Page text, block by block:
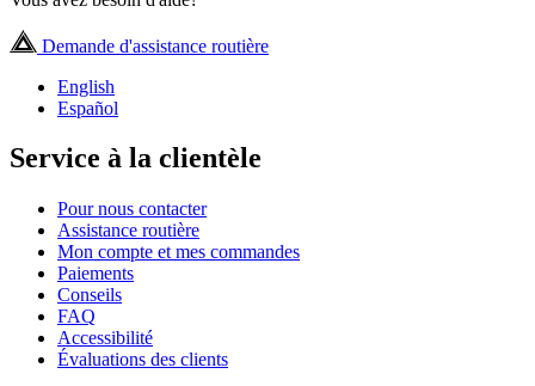
Demande d'assistance routière
English
Español
Service à la clientèle
Pour nous contacter
Assistance routière
Mon compte et mes commandes
Paiements
Conseils
FAQ
Accessibilité
Évaluations des clients